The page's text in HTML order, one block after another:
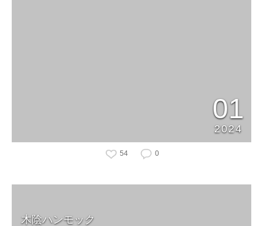
01
2024
54 0
木陰ハンモック